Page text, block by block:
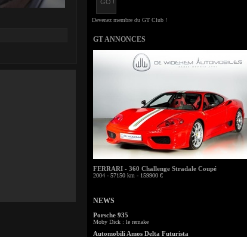
GT ANNONCES
FERRARI - 360 Challenge Stradale Coupé
2004 - 57150 km - 159900 €
NEWS
Porsche 935
Moby Dick : le remake
Automobili Amos Delta Futurista